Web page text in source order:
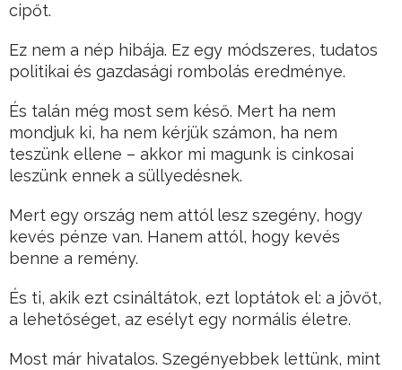
cipőt.
Ez nem a nép hibája. Ez egy módszeres, tudatos
politikai és gazdasági rombolás eredménye.
És talán még most sem késő. Mert ha nem
mondjuk ki, ha nem kérjük számon, ha nem
teszünk ellene – akkor mi magunk is cinkosai
leszünk ennek a süllyedésnek.
Mert egy ország nem attól lesz szegény, hogy
kevés pénze van. Hanem attól, hogy kevés
benne a remény.
És ti, akik ezt csináltátok, ezt loptátok el: a jövőt,
a lehetőséget, az esélyt egy normális életre.
Most már hivatalos. Szegényebbek lettünk, mint